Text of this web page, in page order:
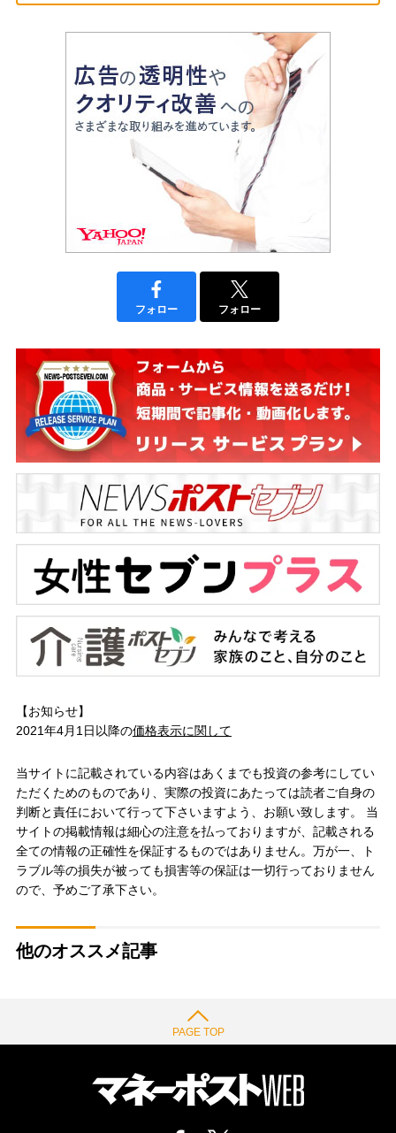
フォロー フォロー
【お知らせ】
2021年4月1日以降の価格表示に関して
当サイトに記載されている内容はあくまでも投資の参考にしてい
ただくためのものであり、実際の投資にあたっては読者ご自身の
判断と責任において行って下さいますよう、お願い致します。 当
サイトの掲載情報は細心の注意を払っておりますが、記載される
全ての情報の正確性を保証するものではありません。万が一、ト
ラブル等の損失が被っても損害等の保証は一切行っておりません
ので、予めご了承下さい。
他のオススメ記事
PAGE TOP